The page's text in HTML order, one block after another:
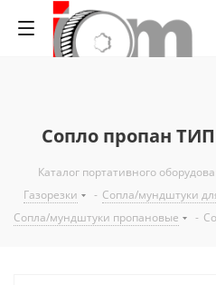
Сопло пропан
Каталог портативного
Газорезки
- Сопла/мундштуки
Сопла/мундштуки пропановые
-